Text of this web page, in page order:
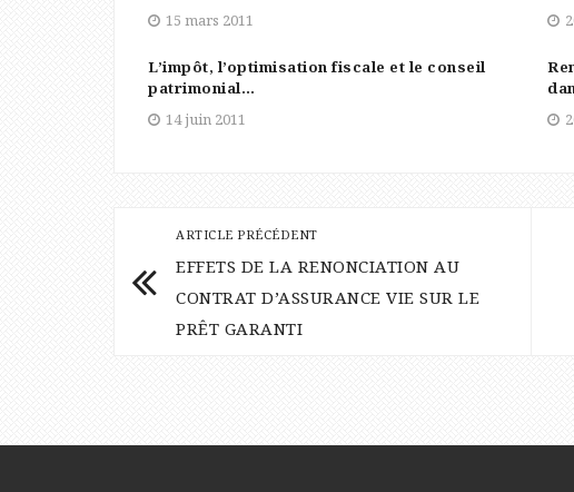
15 mars 2011
L’impôt, l’optimisation fiscale et le conseil
patrimonial…
14 juin 2011
ARTICLE PRÉCÉDENT
EFFETS DE LA RENONCIATION AU
CONTRAT D’ASSURANCE VIE SUR LE
PRÊT GARANTI